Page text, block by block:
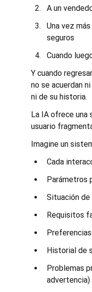
A un
Una vez
seguros
Cuando
Y cuando
no se acuerdan
ni de su historia.
La IA ofrece una
usuario
Imagine un
Cada
Parámetros
Situación
Requisitos
Historial de
Problemas
advertencia)